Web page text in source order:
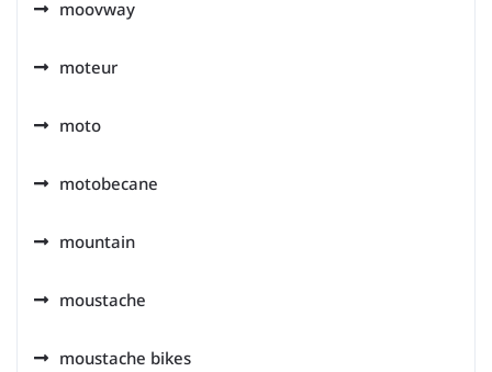
moovway
moteur
moto
motobecane
mountain
moustache
moustache bikes